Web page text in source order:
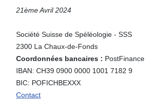
21ème Avril 2024
Société Suisse de Spéléologie - SSS
2300 La Chaux-de-Fonds
Coordonnées bancaires : PostFinance
IBAN: CH39 0900 0000 1001 7182 9
BIC: POFICHBEXXX
Contact